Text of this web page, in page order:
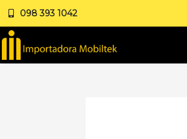
contenido
098 393 1042